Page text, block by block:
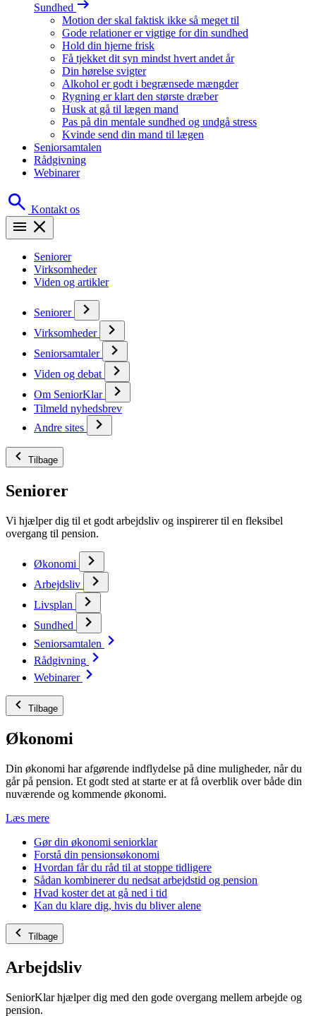
Sundhed
Motion der skal faktisk ikke så meget til
Gode relationer er vigtige for din sundhed
Hold din hjerne frisk
Få tjekket dit syn mindst hvert andet år
Din hørelse svigter
Alkohol er godt i begrænsede mængder
Rygning er klart den største dræber
Husk at gå til lægen mand
Pas på din mentale sundhed og undgå stress
Kvinde send din mand til lægen
Seniorsamtalen
Rådgivning
Webinarer
Kontakt os
Seniorer
Virksomheder
Viden og artikler
Seniorer
Virksomheder
Seniorsamtaler
Viden og debat
Om SeniorKlar
Tilmeld nyhedsbrev
Andre sites
Tilbage
Seniorer
Vi hjælper dig til et godt arbejdsliv og inspirerer til en fleksibel
overgang til pension.
Økonomi
Arbejdsliv
Livsplan
Sundhed
Seniorsamtalen
Rådgivning
Webinarer
Tilbage
Økonomi
Din økonomi har afgørende indflydelse på dine muligheder, når du
går på pension. Et godt sted at starte er at få overblik over både din
nuværende og kommende økonomi.
Læs mere
Gør din økonomi seniorklar
Forstå din pensionsøkonomi
Hvordan får du råd til at stoppe tidligere
Sådan kombinerer du nedsat arbejdstid og pension
Hvad koster det at gå ned i tid
Kan du klare dig, hvis du bliver alene
Tilbage
Arbejdsliv
SeniorKlar hjælper dig med den gode overgang mellem arbejde og
pension.